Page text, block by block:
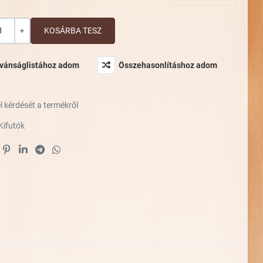
adom Összehasonlításhoz adom
kérdését a termékről